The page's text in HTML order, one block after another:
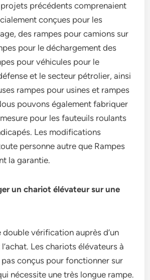
précédents comprenaient
conçues pour les
des rampes pour camions sur
pour le déchargement des
pour véhicules pour le
et le secteur pétrolier, ainsi
rampes pour usines et rampes
pouvons également fabriquer
pour les fauteuils roulants
Les modifications
personne autre que Rampes
la garantie.
un chariot élévateur sur une
double vérification auprès d’un
Les chariots élévateurs à
conçus pour fonctionner sur
nécessite une très longue rampe.